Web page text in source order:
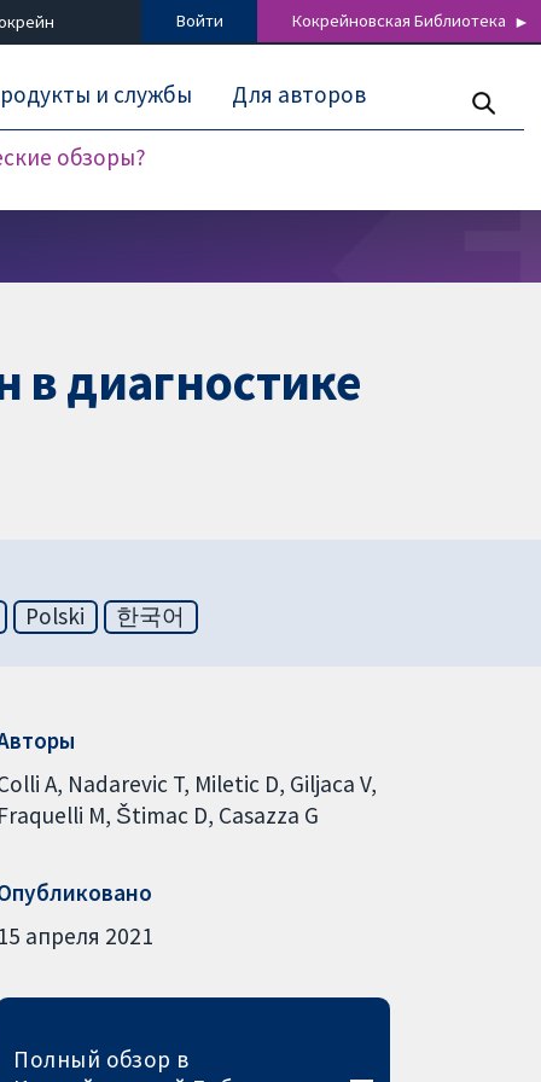
Войти Кокрейновская Библиотека
обзоры?
и службы Для авторов
диагностике
Polski 한국어
A Nadarevic T Miletic D Giljaca V
Fraquelli M Štimac D Casazza G
15 апреля 2021
Полный обзор в